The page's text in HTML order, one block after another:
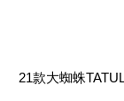
21款大蜘蛛